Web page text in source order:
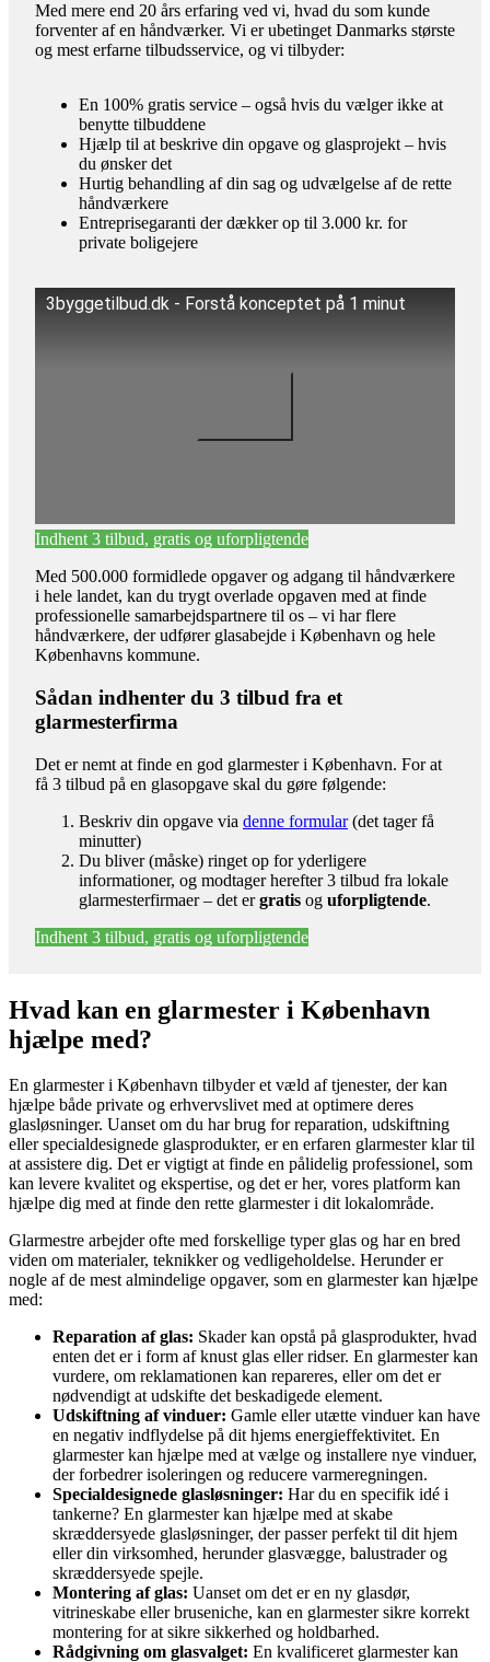
Med mere end 20 års erfaring ved vi, hvad du som kunde
forventer af en håndværker. Vi er ubetinget Danmarks største
og mest erfarne tilbudsservice, og vi tilbyder:
En 100% gratis service – også hvis du vælger ikke at
benytte tilbuddene
Hjælp til at beskrive din opgave og glasprojekt – hvis
du ønsker det
Hurtig behandling af din sag og udvælgelse af de rette
håndværkere
Entreprisegaranti der dækker op til 3.000 kr. for
private boligejere
3byggetilbud.dk - Forstå konceptet på 1 minut
Indhent 3 tilbud, gratis og uforpligtende
Med 500.000 formidlede opgaver og adgang til håndværkere
i hele landet, kan du trygt overlade opgaven med at finde
professionelle samarbejdspartnere til os – vi har flere
håndværkere, der udfører glasabejde i København og hele
Københavns kommune.
Sådan indhenter du 3 tilbud fra et
glarmesterfirma
Det er nemt at finde en god glarmester i København. For at
få 3 tilbud på en glasopgave skal du gøre følgende:
Beskriv din opgave via denne formular(det tager få
minutter)
Du bliver (måske) ringet op for yderligere
informationer, og modtager herefter 3 tilbud fra lokale
glarmesterfirmaer – det ergratis og uforpligtende.
Indhent 3 tilbud, gratis og uforpligtende
Hvad kan en glarmester i København
hjælpe med?
En glarmester i København tilbyder et væld af tjenester, der kan
hjælpe både private og erhvervslivet med at optimere deres
glasløsninger. Uanset om du har brug for reparation, udskiftning
eller specialdesignede glasprodukter, er en erfaren glarmester klar til
at assistere dig. Det er vigtigt at finde en pålidelig professionel, som
kan levere kvalitet og ekspertise, og det er her, vores platform kan
hjælpe dig med at finde den rette glarmester i dit lokalområde.
Glarmestre arbejder ofte med forskellige typer glas og har en bred
viden om materialer, teknikker og vedligeholdelse. Herunder er
nogle af de mest almindelige opgaver, som en glarmester kan hjælpe
med:
Reparation af glas: Skader kan opstå på glasprodukter, hvad
enten det er i form af knust glas eller ridser. En glarmester kan
vurdere, om reklamationen kan repareres, eller om det er
nødvendigt at udskifte det beskadigede element.
Udskiftning af vinduer: Gamle eller utætte vinduer kan have
en negativ indflydelse på dit hjems energieffektivitet. En
glarmester kan hjælpe med at vælge og installere nye vinduer,
der forbedrer isoleringen og reducere varmeregningen.
Specialdesignede glasløsninger: Har du en specifik idé i
tankerne? En glarmester kan hjælpe med at skabe
skræddersyede glasløsninger, der passer perfekt til dit hjem
eller din virksomhed, herunder glasvægge, balustrader og
skræddersyede spejle.
Montering af glas: Uanset om det er en ny glasdør,
vitrineskabe eller bruseniche, kan en glarmester sikre korrekt
montering for at sikre sikkerhed og holdbarhed.
Rådgivning om glasvalget: En kvalificeret glarmester kan